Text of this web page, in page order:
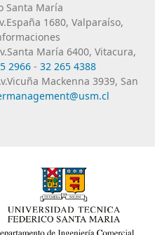
Santa María
1680, Valparaíso,
María 6400, Vitacura,
2966 - 32 265 4388
Mackenna 3939, San